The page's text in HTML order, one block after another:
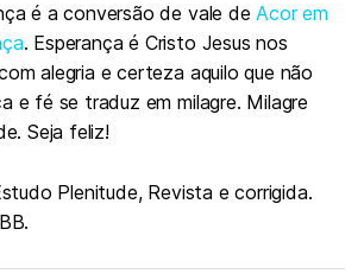
é a conversão de vale deAcor em
. Esperança é Cristo Jesus nos
alegria e certeza aquilo que não
e fé se traduz em milagre. Milagre
Seja feliz!
Plenitude, Revista e corrigida.